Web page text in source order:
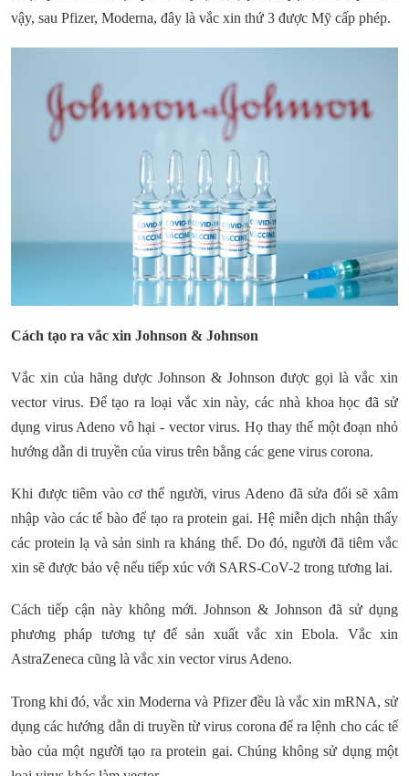
vậy, sau Pfizer, Moderna, đây là vắc xin thứ 3 được Mỹ cấp phép.
Cách tạo ra vắc xin Johnson & Johnson
Vắc xin của hãng dược Johnson & Johnson được gọi là vắc xin
vector virus. Để tạo ra loại vắc xin này, các nhà khoa học đã sử
dụng virus Adeno vô hại - vector virus. Họ thay thế một đoạn nhỏ
hướng dẫn di truyền của virus trên bằng các gene virus corona.
Khi được tiêm vào cơ thể người, virus Adeno đã sửa đổi sẽ xâm
nhập vào các tế bào để tạo ra protein gai. Hệ miễn dịch nhận thấy
các protein lạ và sản sinh ra kháng thể. Do đó, người đã tiêm vắc
xin sẽ được bảo vệ nếu tiếp xúc với SARS-CoV-2 trong tương lai.
Cách tiếp cận này không mới. Johnson & Johnson đã sử dụng
phương pháp tương tự để sản xuất vắc xin Ebola. Vắc xin
AstraZeneca cũng là vắc xin vector virus Adeno.
Trong khi đó, vắc xin Moderna và Pfizer đều là vắc xin mRNA, sử
dụng các hướng dẫn di truyền từ virus corona để ra lệnh cho các tế
bào của một người tạo ra protein gai. Chúng không sử dụng một